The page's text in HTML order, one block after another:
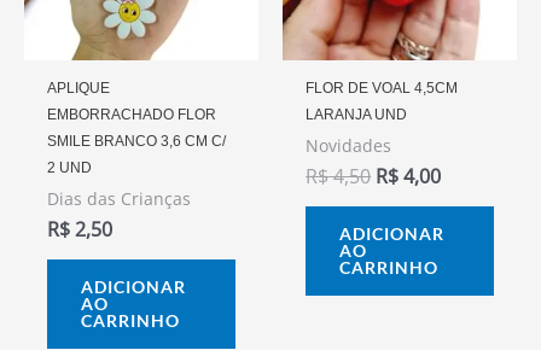
APLIQUE
EMBORRACHADO FLOR
SMILE BRANCO 3,6 CM C/
2 UND
Dias das Crianças
R$2,50
ADICIONAR
AO
CARRINHO
FLOR DE VOAL 4,5CM
LARANJA UND
Novidades
R$4,50 R$4,00
ADICIONAR
AO
CARRINHO